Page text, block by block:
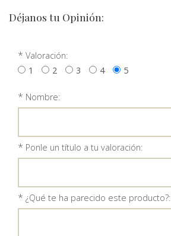
Déjanos tu Opinión:
* Valoración:
1
2 3 4 5
* Nombre:
* Ponle un título a tu valoración:
* ¿Qué te ha parecido este producto?: